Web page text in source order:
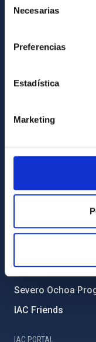
Necesarias
Preferencias
Estadística
Marketing
How to get to the
Transparency
Code of ethics
Gender equality
Environment and
Forever IAC
External funding
Severo Ochoa
IAC Friends
IAC PORTAL